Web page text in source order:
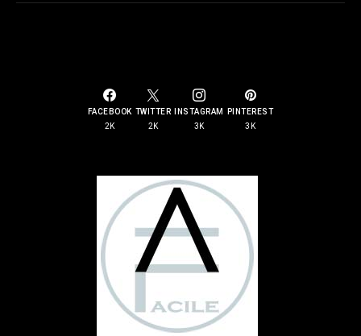
FACEBOOK
2K
TWITTER
2K
INSTAGRAM
3K
PINTEREST
3K